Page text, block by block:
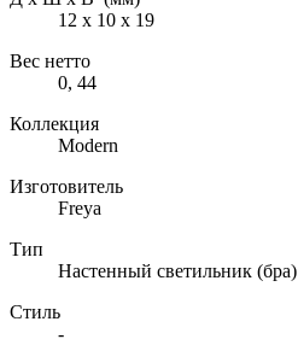
12 х 10 х 19
Вес нетто
0, 44
Коллекция
Modern
Изготовитель
Freya
Тип
Настенный светильник (бра)
Стиль
-